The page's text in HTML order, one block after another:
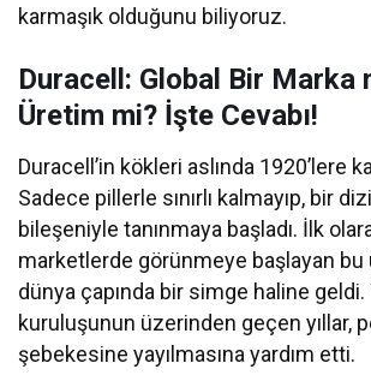
karmaşık olduğunu biliyoruz.
Duracell: Global Bir Marka
Üretim mi? İşte Cevabı!
Duracell’in kökleri aslında 1920’lere
Sadece pillerle sınırlı kalmayıp, bir
bileşeniyle tanınmaya başladı. İlk
marketlerde görünmeye başlayan bu
dünya çapında bir simge haline geldi.
kuruluşunun üzerinden geçen yıllar,
şebekesine yayılmasına yardım etti.